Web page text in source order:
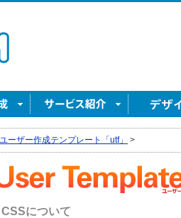
ユーザー作成テンプレート「utf」 >
について